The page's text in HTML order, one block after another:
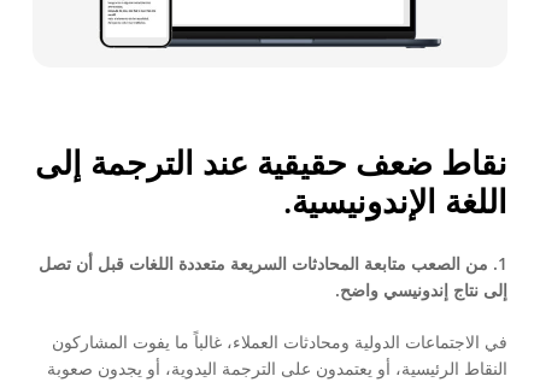
نقاط ضعف حقيقية عند الترجمة إلى
اللغة الإندونيسية.
1. من الصعب متابعة المحادثات السريعة متعددة اللغات قبل أن تصل
إلى نتاج إندونيسي واضح.
في الاجتماعات الدولية ومحادثات العملاء، غالباً ما يفوت المشاركون
النقاط الرئيسية، أو يعتمدون على الترجمة اليدوية، أو يجدون صعوبة